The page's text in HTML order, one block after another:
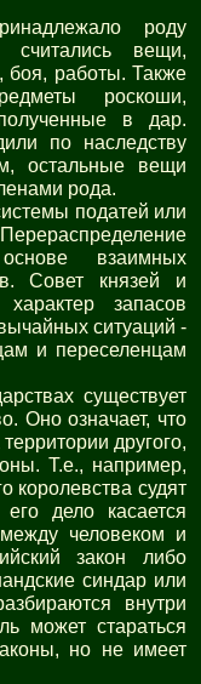
роду
вещи,
боя, работы. Также
роскоши,
в дар.
по наследству
остальные вещи
рода.
податей или
взаимных
Совет князей и
запасов
ситуаций -
и переселенцам
существует
Оно означает, что
другого,
Т.е., например,
королевства судят
дело касается
человеком и
закон либо
синдар или
внутри
может стараться
но не имеет